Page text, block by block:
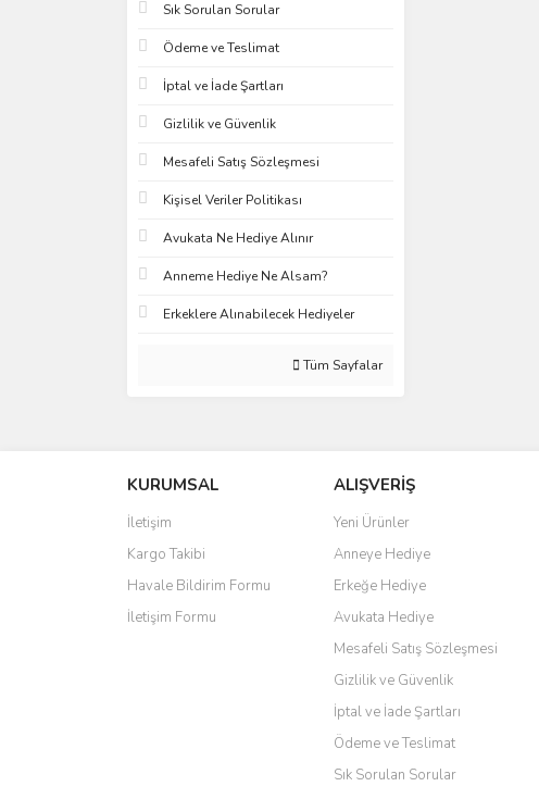
Sık Sorulan Sorular
Ödeme ve Teslimat
İptal ve İade Şartları
Gizlilik ve Güvenlik
Mesafeli Satış Sözleşmesi
Kişisel Veriler Politikası
Avukata Ne Hediye Alınır
Anneme Hediye Ne Alsam?
Erkeklere Alınabilecek Hediyeler
Tüm Sayfalar
KURUMSAL
İletişim
Kargo Takibi
Havale Bildirim Formu
İletişim Formu
ALIŞVERİŞ
Yeni Ürünler
Anneye Hediye
Erkeğe Hediye
Avukata Hediye
Mesafeli Satış Sözleşmesi
Gizlilik ve Güvenlik
İptal ve İade Şartları
Ödeme ve Teslimat
Sık Sorulan Sorular